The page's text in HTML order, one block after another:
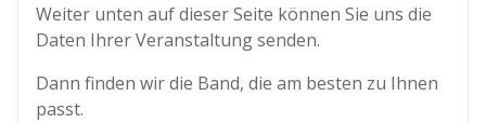
Weiter unten auf dieser Seite können Sie uns die
Daten Ihrer Veranstaltung senden.
Dann finden wir die Band, die am besten zu Ihnen
passt.